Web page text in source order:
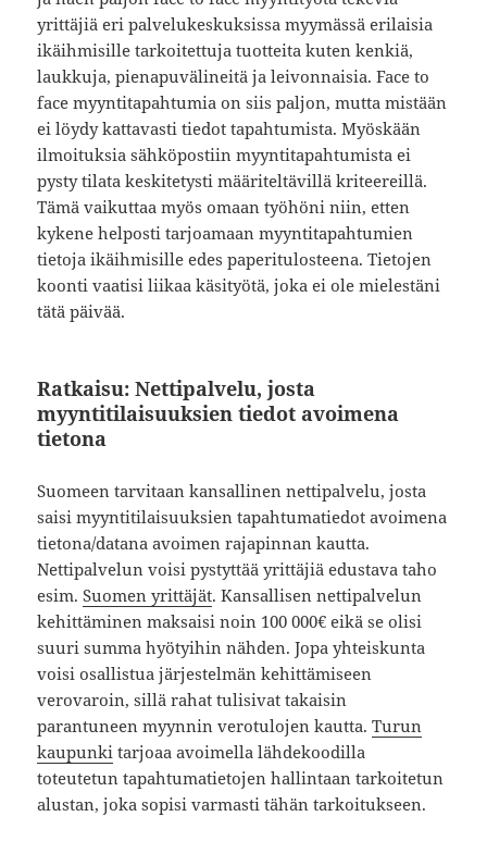
yrittäjiä eri palvelukeskuksissa myymässä erilaisia
ikäihmisille tarkoitettuja tuotteita kuten kenkiä,
laukkuja, pienapuvälineitä ja leivonnaisia. Face to
face myyntitapahtumia on siis paljon, mutta mistään
ei löydy kattavasti tiedot tapahtumista. Myöskään
ilmoituksia sähköpostiin myyntitapahtumista ei
pysty tilata keskitetysti määriteltävillä kriteereillä.
Tämä vaikuttaa myös omaan työhöni niin, etten
kykene helposti tarjoamaan myyntitapahtumien
tietoja ikäihmisille edes paperitulosteena. Tietojen
koonti vaatisi liikaa käsityötä, joka ei ole mielestäni
tätä päivää.
Ratkaisu: Nettipalvelu, josta
myyntitilaisuuksien tiedot avoimena
tietona
Suomeen tarvitaan kansallinen nettipalvelu, josta
saisi myyntitilaisuuksien tapahtumatiedot avoimena
tietona/datana avoimen rajapinnan kautta.
Nettipalvelun voisi pystyttää yrittäjiä edustava taho
esim.Suomen yrittäjät. Kansallisen nettipalvelun
kehittäminen maksaisi noin 100 000€ eikä se olisi
suuri summa hyötyihin nähden. Jopa yhteiskunta
voisi osallistua järjestelmän kehittämiseen
verovaroin, sillä rahat tulisivat takaisin
parantuneen myynnin verotulojen kautta.Turun
kaupunki tarjoaa avoimella lähdekoodilla
toteutetun tapahtumatietojen hallintaan tarkoitetun
alustan, joka sopisi varmasti tähän tarkoitukseen.